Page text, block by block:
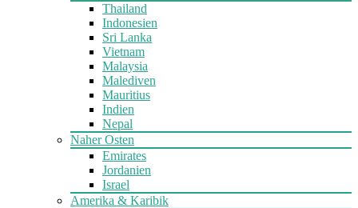
Thailand
Indonesien
Sri Lanka
Vietnam
Malaysia
Malediven
Mauritius
Indien
Nepal
Naher Osten
Emirates
Jordanien
Israel
Amerika & Karibik